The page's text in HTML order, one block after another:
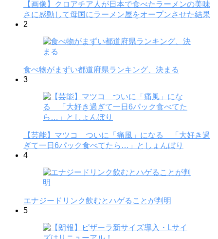
【画像】クロアチア人が日本で食べたラーメンの美味
さに感動して母国にラーメン屋をオープンさせた結果
2
食べ物がまずい都道府県ランキング、決まる
3
【芸能】マツコ ついに「痛風」になる 「大好き過
ぎて一日6パック食べてたら…」としょんぼり
4
エナジードリンク飲むとハゲることが判明
5